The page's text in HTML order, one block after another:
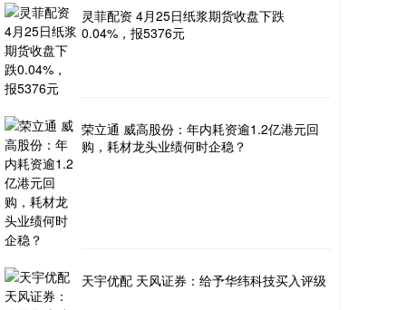
灵菲配资 4月25日纸浆期货收盘下跌
0.04%，报5376元
荣立通 威高股份：年内耗资逾1.2亿港元回
购，耗材龙头业绩何时企稳？
天宇优配 天风证券：给予华纬科技买入评级